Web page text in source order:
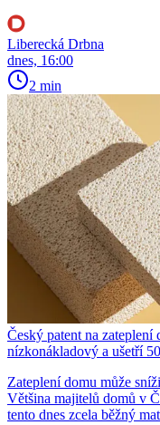
Liberecká Drbna
dnes, 16:00
2 min
Český patent na zateplení
nízkonákladový a ušetří
Zateplení domu může
Většina majitelů domů v
tento dnes zcela běžný